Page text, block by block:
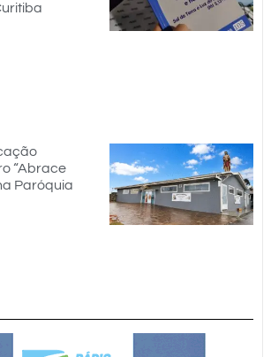
“Abrace
Paróquia